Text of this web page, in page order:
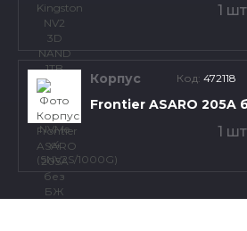
1 шт
Корпус Код: 472118
Frontier ASARO 205A
1 шт